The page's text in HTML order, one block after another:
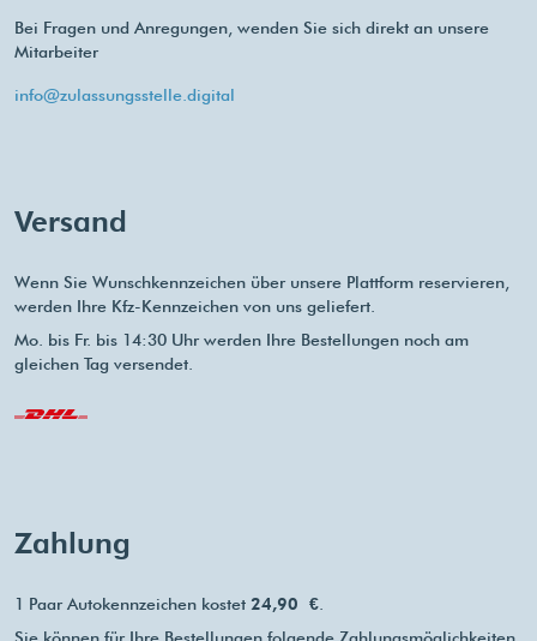
Bei Fragen und Anregungen, wenden Sie sich direkt an unsere
Mitarbeiter
info@zulassungsstelle.digital
Versand
Wenn Sie Wunschkennzeichen über unsere Plattform reservieren,
werden Ihre Kfz-Kennzeichen von uns geliefert.
Mo. bis Fr. bis 14:30 Uhr werden Ihre Bestellungen noch am
gleichen Tag versendet.
Zahlung
1 Paar Autokennzeichen kostet 24,90 €